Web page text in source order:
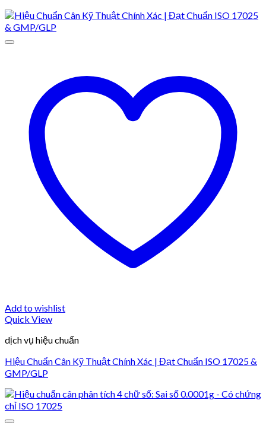
Add to wishlist
Quick View
dịch vụ hiệu chuẩn
Hiệu Chuẩn Cân Kỹ Thuật Chính Xác | Đạt Chuẩn ISO 17025 &
GMP/GLP